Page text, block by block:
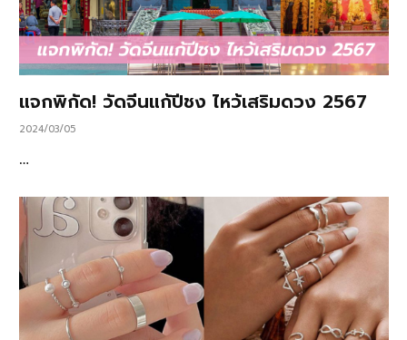
แจกพิกัด! วัดจีนแก้ปีชง ไหว้เสริมดวง 2567
2024/03/05
…